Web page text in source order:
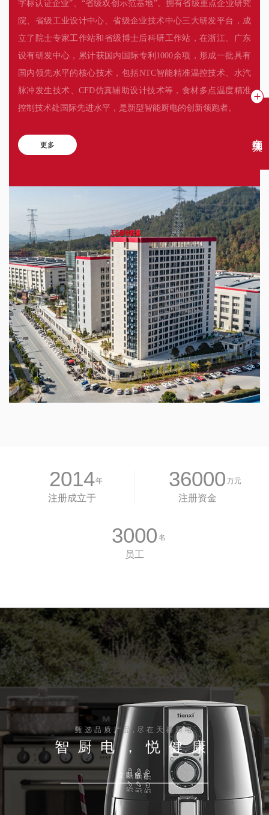
字标认证企业”、“省级双创示范基地”。拥有省级重点企业研究
院、省级工业设计中心、省级企业技术中心三大研发平台，成
立了院士专家工作站和省级博士后科研工作站，在浙江、广东
设有研发中心，累计获国内国际专利1000余项，形成一批具有
国内领先水平的核心技术，包括NTC智能精准温控技术、水汽
脉冲发生技术、CFD仿真辅助设计技术等，食材多点温度精准
控制技术处国际先进水平，是新型智能厨电的创新领跑者。
更多
2014年
注册成立于
36000 万元
注册资金
3000 名
员工
甄选品质产品,尽在天喜厨电
智厨电，悦健康
立即留言